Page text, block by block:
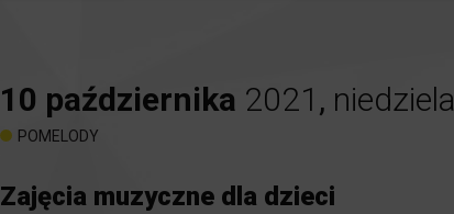
10 października 2021 , niedziela
POMELODY
Zajęcia muzyczne dla dzieci